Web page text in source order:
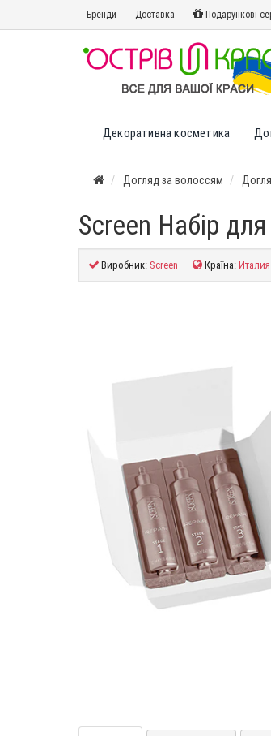
Бренди Доставка Подарункові
Декоративна косметика
Догляд за волоссям
Screen Набір
Виробник: Screen Країна:Италия